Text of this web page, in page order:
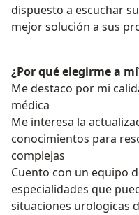
dispuesto a escuchar
mejor solución a sus
¿Por qué elegirme a
Me destaco por mi
médica
Me interesa la actualización continua
conocimientos para
complejas
Cuento con un equipo
especialidades que
situaciones urologicas